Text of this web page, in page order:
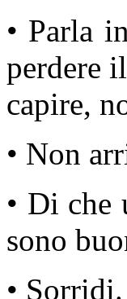
• Parla
perdere
capire,
• Non
• Di che
sono
•